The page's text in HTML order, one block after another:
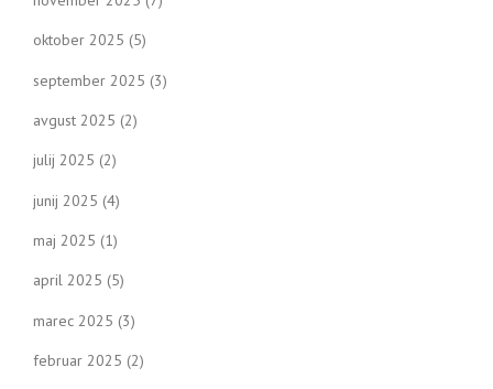
t
i
o
n
oktober 2025 (5)
september 2025 (3)
avgust 2025 (2)
julij 2025 (2)
junij 2025 (4)
maj 2025 (1)
april 2025 (5)
marec 2025 (3)
februar 2025 (2)